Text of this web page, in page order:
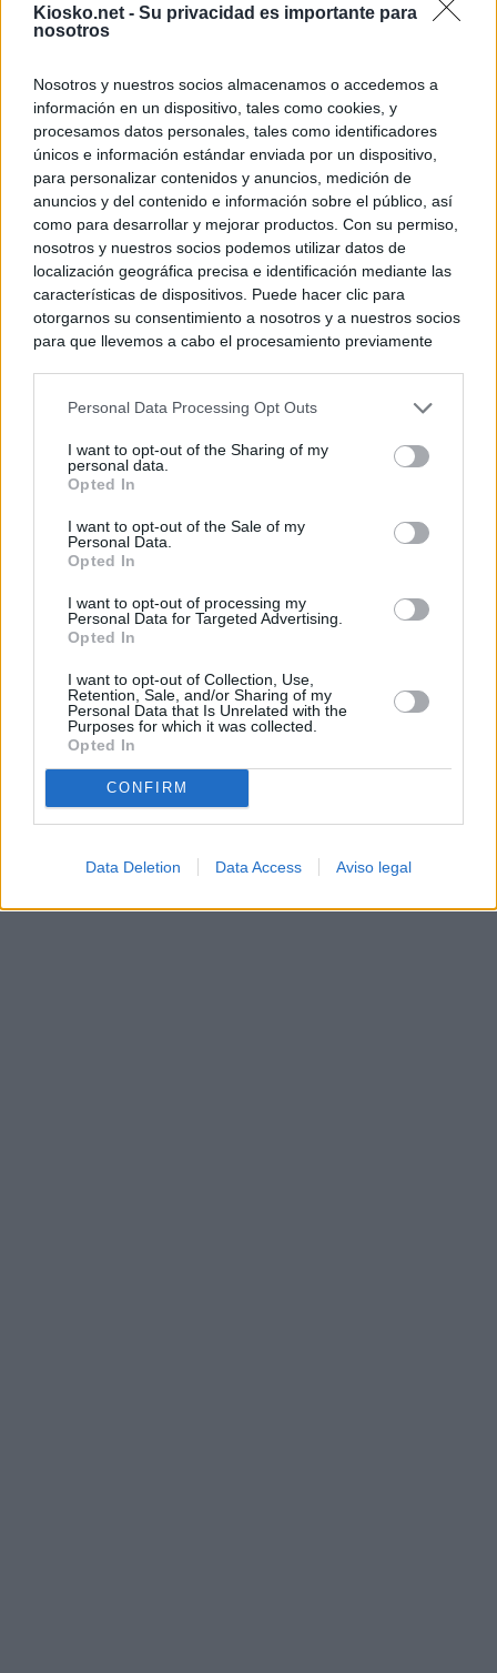
Kiosko.net - Su privacidad es importante para
nosotros
Nosotros y nuestros socios almacenamos o accedemos a
información en un dispositivo, tales como cookies, y
procesamos datos personales, tales como identificadores
únicos e información estándar enviada por un dispositivo,
para personalizar contenidos y anuncios, medición de
anuncios y del contenido e información sobre el público, así
como para desarrollar y mejorar productos. Con su permiso,
nosotros y nuestros socios podemos utilizar datos de
localización geográfica precisa e identificación mediante las
características de dispositivos. Puede hacer clic para
otorgarnos su consentimiento a nosotros y a nuestros socios
para que llevemos a cabo el procesamiento previamente
negar su consentimiento. Tenga en cuenta que algún
de su consentimiento, pero usted tiene el derecho de
rechazar tal procesamiento. Sus preferencias se aplicarán
cualquier momento entrando de nuevo en este sitio web o
visitando nuestra política de privacidad.
Personal Data Processing Opt Outs
I want to opt-out of the Sharing of my
personal data.
Opted In
I want to opt-out of the Sale of my
Personal Data.
Opted In
I want to opt-out of processing my
Personal Data for Targeted Advertising.
Opted In
I want to opt-out of Collection, Use,
Retention, Sale, and/or Sharing of my
Personal Data that Is Unrelated with the
Purposes for which it was collected.
Opted In
CONFIRM
Data Deletion Data Access Aviso legal